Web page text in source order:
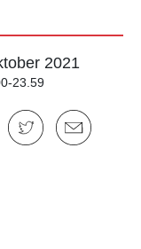
2021
23.59